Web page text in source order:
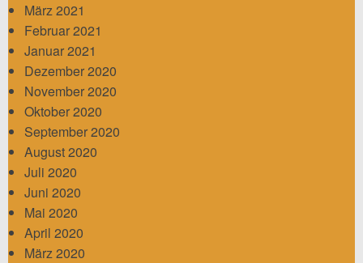
März 2021
Februar 2021
Januar 2021
Dezember 2020
November 2020
Oktober 2020
September 2020
August 2020
Juli 2020
Juni 2020
Mai 2020
April 2020
März 2020